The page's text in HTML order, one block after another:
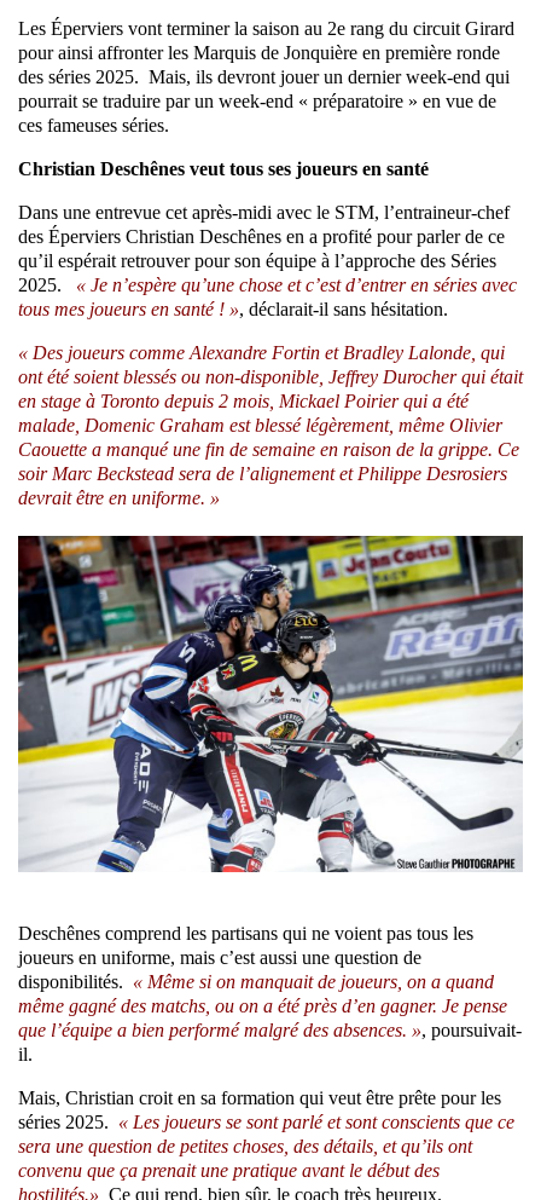
Les Éperviers vont terminer la saison au 2e rang du circuit Girard
pour ainsi affronter les Marquis de Jonquière en première ronde
des séries 2025. Mais, ils devront jouer un dernier week-end qui
pourrait se traduire par un week-end « préparatoire » en vue de
ces fameuses séries.
Christian Deschênes veut tous ses joueurs en santé
Dans une entrevue cet après-midi avec le STM, l’entraineur-chef
des Éperviers Christian Deschênes en a profité pour parler de ce
qu’il espérait retrouver pour son équipe à l’approche des Séries
2025. « Je n’espère qu’une chose et c’est d’entrer en séries avec
tous mes joueurs en santé ! », déclarait-il sans hésitation.
« Des joueurs comme Alexandre Fortin et Bradley Lalonde, qui
ont été soient blessés ou non-disponible, Jeffrey Durocher qui était
en stage à Toronto depuis 2 mois, Mickael Poirier qui a été
malade, Domenic Graham est blessé légèrement, même Olivier
Caouette a manqué une fin de semaine en raison de la grippe. Ce
soir Marc Beckstead sera de l’alignement et Philippe Desrosiers
devrait être en uniforme. »
Deschênes comprend les partisans qui ne voient pas tous les
joueurs en uniforme, mais c’est aussi une question de
disponibilités. « Même si on manquait de joueurs, on a quand
même gagné des matchs, ou on a été près d’en gagner. Je pense
que l’équipe a bien performé malgré des absences. », poursuivait-
il.
Mais, Christian croit en sa formation qui veut être prête pour les
séries 2025. « Les joueurs se sont parlé et sont conscients que ce
sera une question de petites choses, des détails, et qu’ils ont
convenu que ça prenait une pratique avant le début des
hostilités.» Ce qui rend, bien sûr, le coach très heureux.